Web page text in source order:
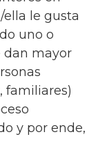
le gusta
uno o
dan mayor
familiares)
y por ende,